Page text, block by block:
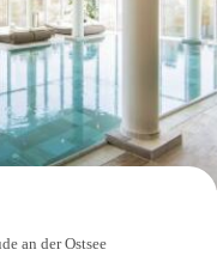
Auf der Karte anzeigen
an der Ostsee